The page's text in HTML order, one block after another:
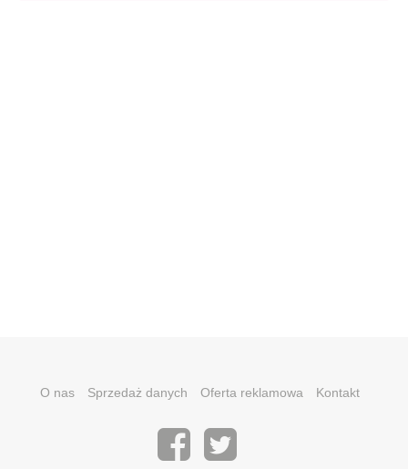
O nas Sprzedaż danych Oferta reklamowa Kontakt